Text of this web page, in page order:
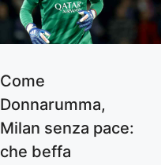
Come
Donnarumma,
Milan senza pace:
che beffa